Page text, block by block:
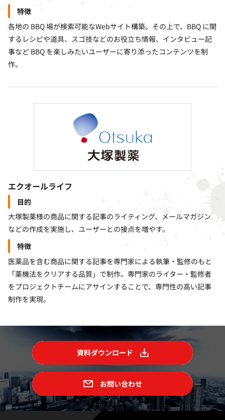
特徴
各地の BBQ 場が検索可能なWebサイト構築。その上で、BBQ に関
するレシピや道具、スゴ技などのお役立ち情報、インタビュー記
事など BBQ を楽しみたいユーザーに寄り添ったコンテンツを制
作。
エクオールライフ
目的
大塚製薬様の商品に関する記事のライティング、メールマガジン
などの作成を実施し、ユーザーとの接点を増やす。
特徴
医薬品を含む商品に関する記事を専門家による執筆・監修のもと
「薬機法をクリアする品質」で制作。専門家のライター・監修者
をプロジェクトチームにアサインすることで、専門性の高い記事
制作を実現。
資料ダウンロード
お問い合わせ